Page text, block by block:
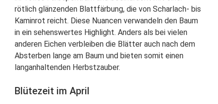
rötlich glänzenden Blattfärbung, die von Scharlach- bis
Kaminrot reicht. Diese Nuancen verwandeln den Baum
in ein sehenswertes Highlight. Anders als bei vielen
anderen Eichen verbleiben die Blätter auch nach dem
Absterben lange am Baum und bieten somit einen
langanhaltenden Herbstzauber.
Blütezeit im April